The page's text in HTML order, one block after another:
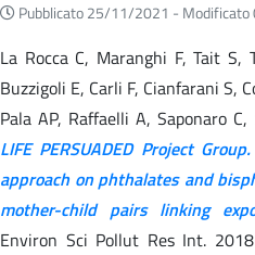
Pubblicato 25/11/2021 -
La Rocca C, Maranghi F, Tait S,
Buzzigoli E, Carli F, Cianfarani S,
Pala AP, Raffaelli A, Saponaro
LIFE PERSUADED Project
approach on phthalates and
mother-child pairs linking
Environ Sci Pollut Res Int.